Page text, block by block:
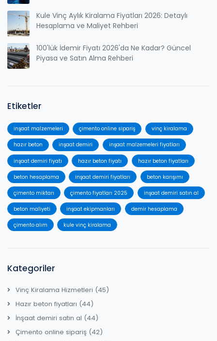
Kule Vinç Aylık Kiralama Fiyatları 2026: Detaylı
Hesaplama ve Maliyet Rehberi
100'lük İdemir Fiyatı 2026'da Ne Kadar? Güncel
Piyasa ve Satın Alma Rehberi
Etiketler
inşaat malzemeleri çimento online sipariş vinç kiralama
hazır beton inşaat demiri inşaat malzemeleri fiyatları
inşaat demiri fiyatı hazır beton fiyatı hazır beton fiyatları
beton hesaplama inşaat demiri fiyatları beton karışımı
çimento miktarı çimento fiyatları 2025 inşaat demiri satın al
beton maliyeti inşaat ekipmanları demir hesaplama
çimento alım kule vinç kiralama
Kategoriler
Vinç Kiralama Hizmetleri (45)
Hazır beton fiyatları (44)
İnşaat demiri satın al (44)
Çimento online sipariş (42)